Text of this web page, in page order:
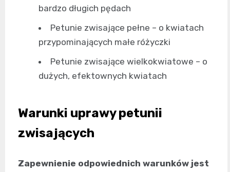
bardzo długich pędach
Petunie zwisające pełne – o kwiatach
przypominających małe różyczki
Petunie zwisające wielkokwiatowe – o
dużych, efektownych kwiatach
Warunki uprawy petunii
zwisających
Zapewnienie odpowiednich warunków jest